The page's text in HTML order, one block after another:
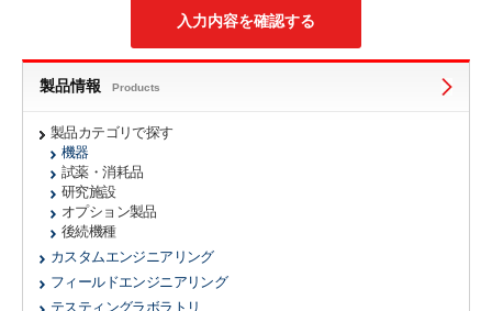
製品情報 Products
製品カテゴリで探す
機器
試薬・消耗品
研究施設
オプション製品
後続機種
カスタムエンジニアリング
フィールドエンジニアリング
テスティングラボラトリ